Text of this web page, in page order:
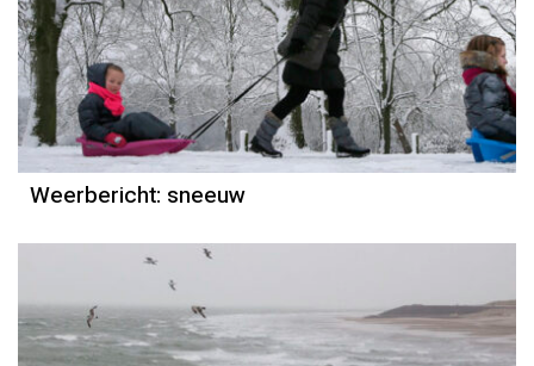
Weerbericht
Reinier van den Berg
Weerbericht: sneeuw